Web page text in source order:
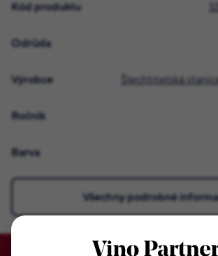
Kód produktu
Odrůda
Výrobce Šlechtitelská
Ročník
Barva
Všechny podrobné